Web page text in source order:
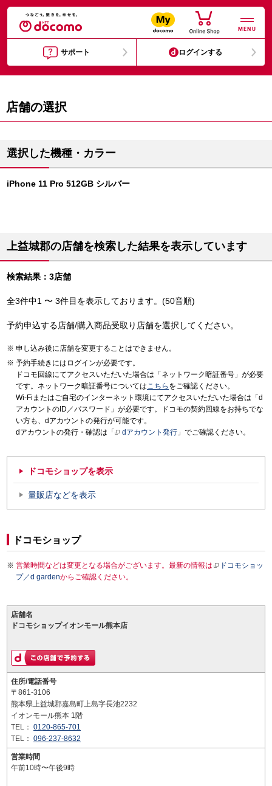
MENU
サポート ログインする
店舗の選択
選択した機種・カラー
iPhone 11 Pro 512GB シルバー
上益城郡の店舗を検索した結果を表示しています
検索結果：3店舗
全3件中1 〜 3件目を表示しております。(50音順)
予約申込する店舗/購入商品受取り店舗を選択してください。
申し込み後に店舗を変更することはできません。
予約手続きにはログインが必要です。
ドコモ回線にてアクセスいただいた場合は「ネットワーク暗証番号」が必要
です。ネットワーク暗証番号についてはこちら をご確認ください。
Wi-Fiまたはご自宅のインターネット環境にてアクセスいただいた場合は「d
アカウントのID／パスワード」が必要です。ドコモの契約回線をお持ちでな
い方も、dアカウントの発行が可能です。
dアカウントの発行・確認は「
dアカウント発行 」でご確認ください。
ドコモショップを表示
量販店などを表示
ドコモショップ
営業時間などは変更となる場合がございます。最新の情報は
ドコモショッ
プ／d gardenからご確認ください。
店舗名
ドコモショップイオンモール熊本店
住所/電話番号
〒861-3106
熊本県上益城郡嘉島町上島字長池2232
イオンモール熊本 1階
TEL： 0120-865-701
TEL： 096-237-8632
営業時間
午前10時〜午後9時